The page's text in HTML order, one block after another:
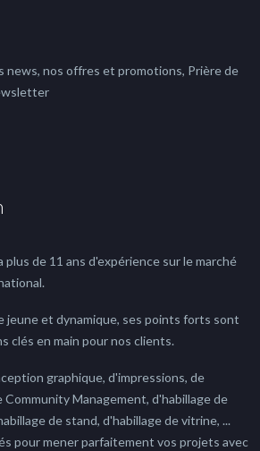
news, nos offres et promotions, Prière de
plus de 11 ans d'expérience sur le marché
jeune et dynamique, ses points forts sont
clés en main pour nos clients.
graphique, d'impressions, de
Management, d'habillage de
de stand, d'habillage de vitrine, ...
pour mener parfaitement vos projets avec